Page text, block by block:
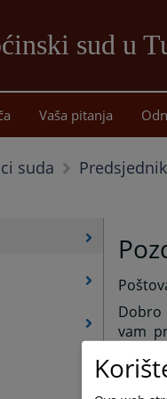
sud u
Vaša pitanja
suda
Dobro
vam
Naša